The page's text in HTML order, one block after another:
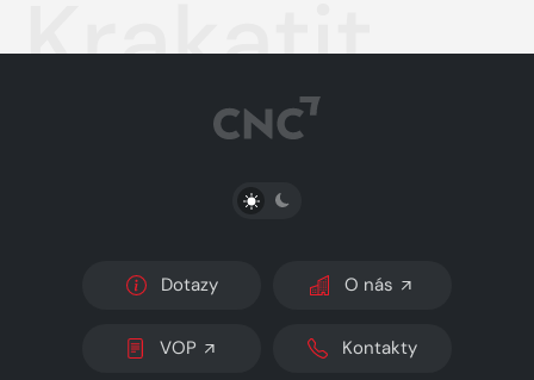
Krakatit
PŘEPNOUT SVĚTLÝ/TMAVÝ REŽIM
Dotazy O nás
VOP Kontakty